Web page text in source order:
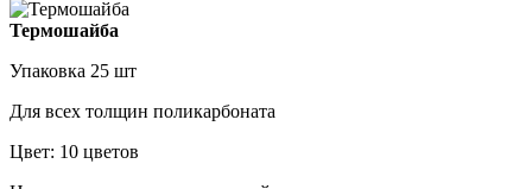
Термошайба
Упаковка 25 шт
Для всех толщин поликарбоната
Цвет: 10 цветов